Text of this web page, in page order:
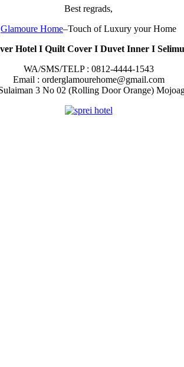
Best regrads,
Glamoure Home–Touch of Luxury your Home
Hotel I Quilt Cover I Duvet Inner I
WA/SMS/TELP : 0812-4444-1543
Email : orderglamourehome@gmail.com
3 No 02 (Rolling Door Orange)